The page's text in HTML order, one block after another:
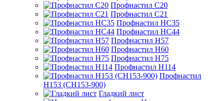
Профнастил С20
Профнастил С21
Профнастил НС35
Профнастил НС44
Профнастил Н57
Профнастил Н60
Профнастил Н75
Профнастил Н114
Профнастил
Н153 (СН153-900)
Гладкий лист